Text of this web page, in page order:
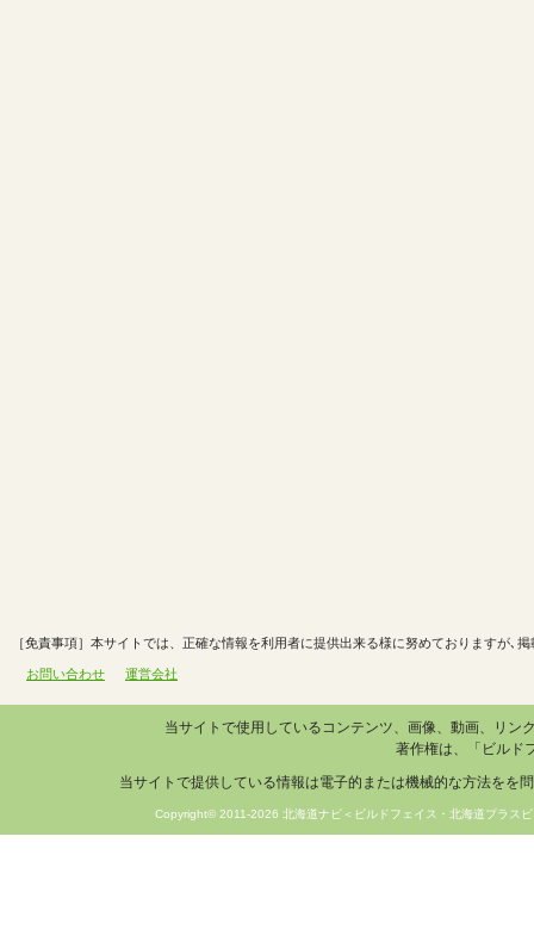
［免責事項］本サイトでは、正確な情報を利用者に提供出来る様に努めておりますが､
お問い合わせ 運営会社
当サイトで使用しているコンテンツ、画像、動画、リ
著作権は、「ビルド
当サイトで提供している情報は電子的または機械的な方法をを
Copyright© 2011-2026 北海道ナビ＜ビルドフェイス・北海道プラ